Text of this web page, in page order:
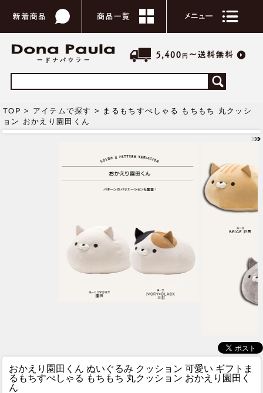
TOP > アイテムで探す > まるもちすぺしゃる もちもち 丸クッシ
ョン おかえり園田くん
おかえり園田くん ぬいぐるみ クッション 可愛い ギフト ま
るもちすぺしゃる もちもち 丸クッション おかえり園田く
ん